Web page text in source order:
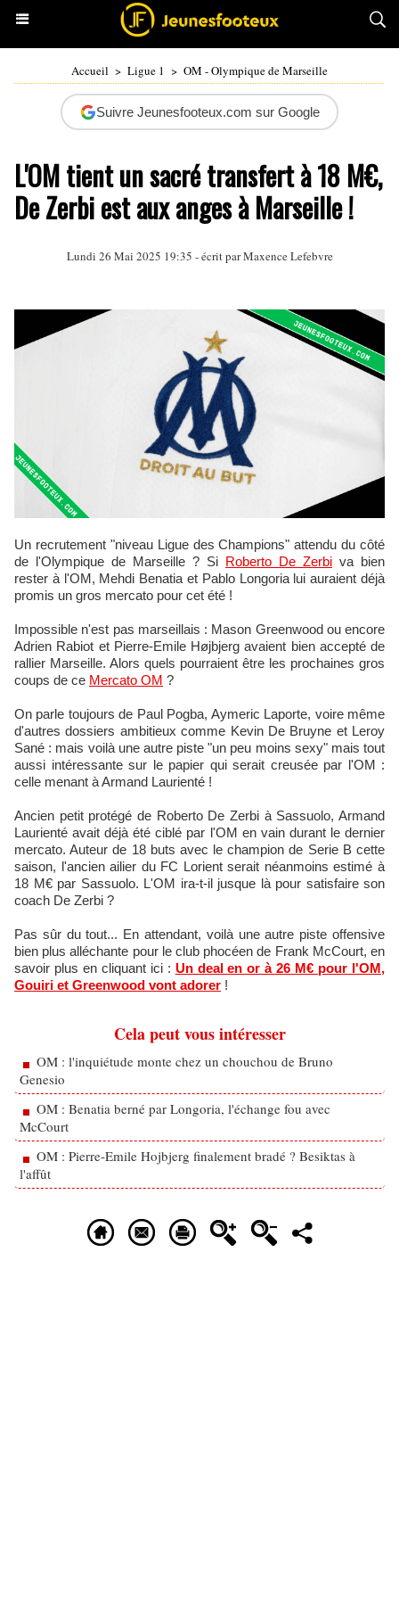
Accueil > Ligue 1 > OM - Olympique de Marseille
Suivre Jeunesfooteux.com sur Google
L'OM tient un sacré transfert à 18 M€,
De Zerbi est aux anges à Marseille !
Lundi 26 Mai 2025 19:35 - écrit par Maxence Lefebvre
Un recrutement "niveau Ligue des Champions" attendu du côté
de l'Olympique de Marseille ? Si Roberto De Zerbi va bien
rester à l'OM, Mehdi Benatia et Pablo Longoria lui auraient déjà
promis un gros mercato pour cet été !
Impossible n'est pas marseillais : Mason Greenwood ou encore
Adrien Rabiot et Pierre-Emile Højbjerg avaient bien accepté de
rallier Marseille. Alors quels pourraient être les prochaines gros
coups de ce Mercato OM ?
On parle toujours de Paul Pogba, Aymeric Laporte, voire même
d'autres dossiers ambitieux comme Kevin De Bruyne et Leroy
Sané : mais voilà une autre piste "un peu moins sexy" mais tout
aussi intéressante sur le papier qui serait creusée par l'OM :
celle menant à Armand Laurienté !
Ancien petit protégé de Roberto De Zerbi à Sassuolo, Armand
Laurienté avait déjà été ciblé par l'OM en vain durant le dernier
mercato. Auteur de 18 buts avec le champion de Serie B cette
saison, l'ancien ailier du FC Lorient serait néanmoins estimé à
18 M€ par Sassuolo. L'OM ira-t-il jusque là pour satisfaire son
coach De Zerbi ?
Pas sûr du tout... En attendant, voilà une autre piste offensive
bien plus alléchante pour le club phocéen de Frank McCourt, en
savoir plus en cliquant ici : Un deal en or à 26 M€ pour l'OM,
Gouiri et Greenwood vont adorer !
Cela peut vous intéresser
OM : l'inquiétude monte chez un chouchou de Bruno
Genesio
OM : Benatia berné par Longoria, l'échange fou avec
McCourt
OM : Pierre-Emile Hojbjerg finalement bradé ? Besiktas à
l'affût